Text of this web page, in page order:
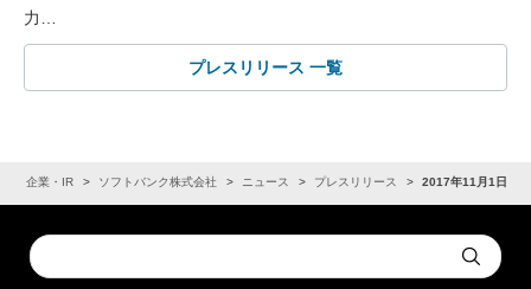
力…
プレスリリース 一覧
企業・IR ソフトバンク株式会社 ニュース プレスリリース 2017年11月1日
Conduct
a
Submit